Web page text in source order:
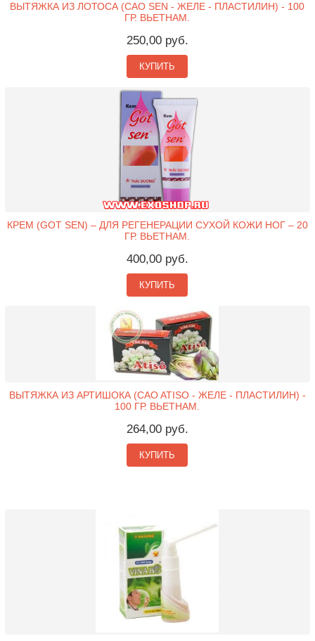
ВЫТЯЖКА ИЗ ЛОТОСА (CAO SEN - ЖЕЛЕ - ПЛАСТИЛИН) - 100
ГР. ВЬЕТНАМ.
250,00 руб.
КУПИТЬ
КРЕМ (GOT SEN) – ДЛЯ РЕГЕНЕРАЦИИ СУХОЙ КОЖИ НОГ – 20
ГР. ВЬЕТНАМ.
400,00 руб.
КУПИТЬ
ВЫТЯЖКА ИЗ АРТИШОКА (CAO ATISO - ЖЕЛЕ - ПЛАСТИЛИН) -
100 ГР. ВЬЕТНАМ.
264,00 руб.
КУПИТЬ